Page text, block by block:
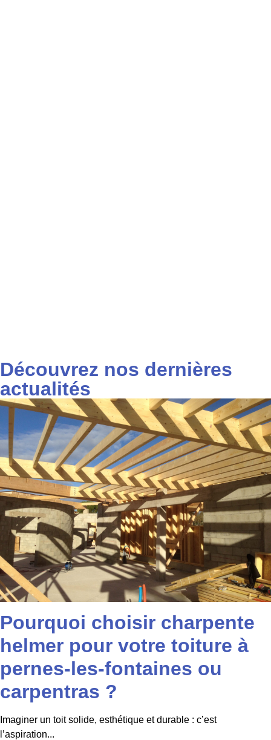
Découvrez nos dernières
actualités
Pourquoi choisir charpente
helmer pour votre toiture à
pernes-les-fontaines ou
carpentras ?
Imaginer un toit solide, esthétique et durable : c’est
l’aspiration...